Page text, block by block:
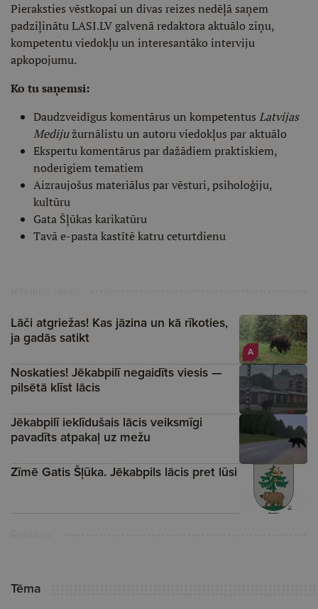
Pieraksties vēstkopai un divas reizes nedēļā saņem
padziļinātu LASI.LV galvenā redaktora aktuālo ziņu,
kompetentu viedokļu un interesantāko interviju
apkopojumu.
Ko tu saņemsi:
Daudzveidīgus komentārus un kompetentus Latvijas
Medijužurnālistu un autoru viedokļus par aktuālo
Ekspertu komentārus par dažādiem praktiskiem,
noderīgiem tematiem
Aizraujošus materiālus par vēsturi, psiholoģiju,
kultūru
Gata Šļūkas karikatūru
Tavā e-pasta kastītē katru ceturtdienu
A
Lāči atgriežas! Kas jāzina un kā rīkoties,
ja gadās satikt
Noskaties! Jēkabpilī negaidīts viesis —
pilsētā klīst lācis
Jēkabpilī ieklīdušais lācis veiksmīgi
pavadīts atpakaļ uz mežu
Zīmē Gatis Šļūka. Jēkabpils lācis pret lūsi
Tēma